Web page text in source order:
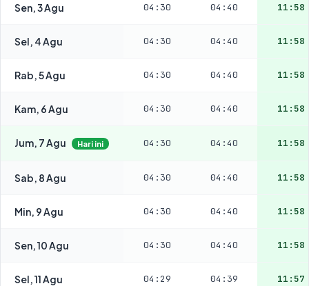
Sen, 3 Agu 04:30 04:40 11:58
Sel, 4 Agu 04:30 04:40 11:58
Rab, 5 Agu 04:30 04:40 11:58
Kam, 6 Agu 04:30 04:40 11:58
Jum, 7 Agu Hari ini 04:30 04:40 11:58
Sab, 8 Agu 04:30 04:40 11:58
Min, 9 Agu 04:30 04:40 11:58
Sen, 10 Agu 04:30 04:40 11:58
Sel, 11 Agu 04:29 04:39 11:57